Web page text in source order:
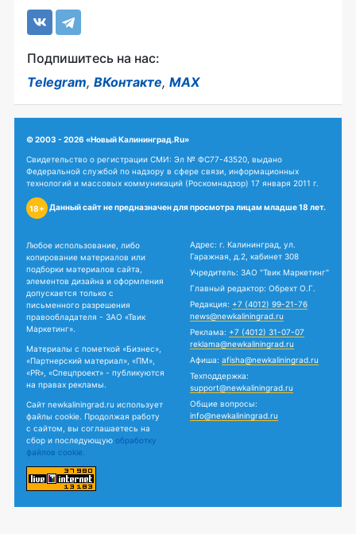
Подпишитесь на нас:
Telegram, ВКонтакте, MAX
© 2003 - 2026 «Новый Калининград.Ru»
Свидетельство о регистрации СМИ: Эл № ФС77-43520, выдано
Федеральной службой по надзору в сфере связи, информационных
технологий и массовых коммуникаций (Роскомнадзор) 17 января 2011 г.
18+ Данный сайт не предназначен для просмотра лицам младше 18 лет.
Любое использование, либо
копирование материалов или
подборки материалов сайта,
элементов дизайна и оформления
допускается только с
письменного разрешения
правообладателя - ЗАО «Твик
Маркетинг».
Материалы с пометкой «Бизнес»,
«Партнерский материал», «ПМ»,
«PR», «Спецпроект» - публикуются
на правах рекламы.
Сайт newkaliningrad.ru использует
файлы cookie. Продолжая работу
с сайтом, вы соглашаетесь на
сбор и последующую обработку
файлов cookie.
Адрес: г. Калининград, ул.
Гаражная, д.2, кабинет 308
Учредитель: ЗАО "Твик Маркетинг"
Главный редактор: Обрехт О.Г.
Редакция: +7 (4012) 99-21-76
news@newkaliningrad.ru
Реклама: +7 (4012) 31-07-07
reklama@newkaliningrad.ru
Афиша: afisha@newkaliningrad.ru
Техподдержка:
support@newkaliningrad.ru
Общие вопросы:
info@newkaliningrad.ru